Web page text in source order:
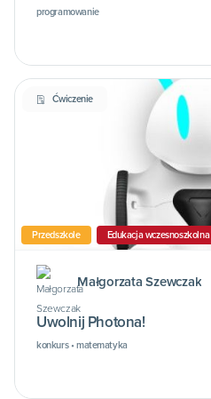
programowanie
Ćwiczenie
Przedszkole Edukacja wczesnoszkolna
Małgorzata Szewczak
Uwolnij Photona!
konkurs • matematyka